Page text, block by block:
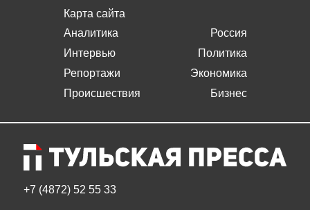
Карта сайта
Аналитика
Интервью
Репортажи
Происшествия
Россия
Политика
Экономика
Бизнес
+7 (4872) 52 55 33